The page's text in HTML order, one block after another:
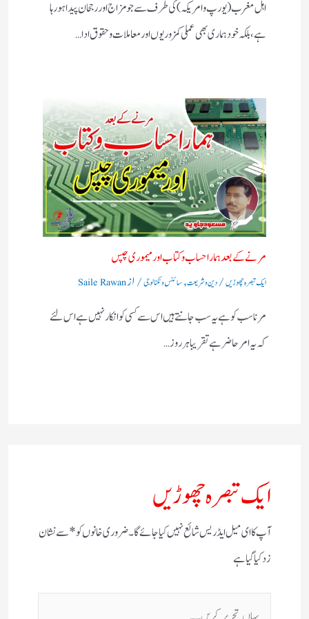
اہل مغرب (یورپ و امریکہ)کی طرف سے جو مزاج اور رجحان پیدا ہورہا
ہے، بلکہ خود ہماری بھی عملی کمزوریوں اور معاملات و حقوق ادا…
مرنے کے بعد ہمارا حساب وکتاب اور میموری چپس
ایک تبصرہ چھوڑیں/دین و شریعت,سائنس و ٹکنالوجی/ ازSaile Rawan
مرنا سب کو ہے یہ سب جانتے ہیں اس سے کسی کو انکار نہیں ہے اس لئے
کہ یہ امر حاضر ہے تقریبا ہر روز…
ایک تبصرہ چھوڑیں
آپ کا ای میل ایڈریس شائع نہیں کیا جائے گا۔ضروری خانوں کو*سے نشان
زد کیا گیا ہے
یہاں